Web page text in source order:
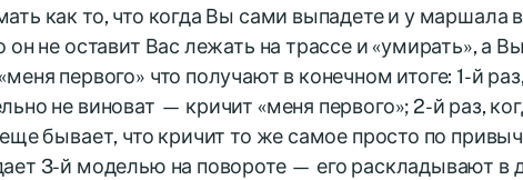
как то, что когда Вы сами выпадете и у маршала
он не оставит Вас лежать на трассе и «умирать», а
первого» что получают в конечном итоге: 1-й
не виноват — кричит «меня первого»; 2-й раз,
бывает, что кричит то же самое просто по
3-й моделью на повороте — его раскладывают в